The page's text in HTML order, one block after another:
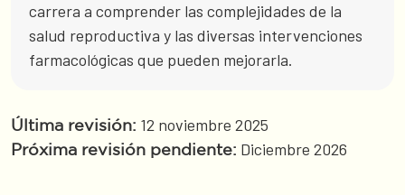
carrera a comprender las complejidades de la
salud reproductiva y las diversas intervenciones
farmacológicas que pueden mejorarla.
Última revisión: 12 noviembre 2025
Próxima revisión pendiente: Diciembre 2026